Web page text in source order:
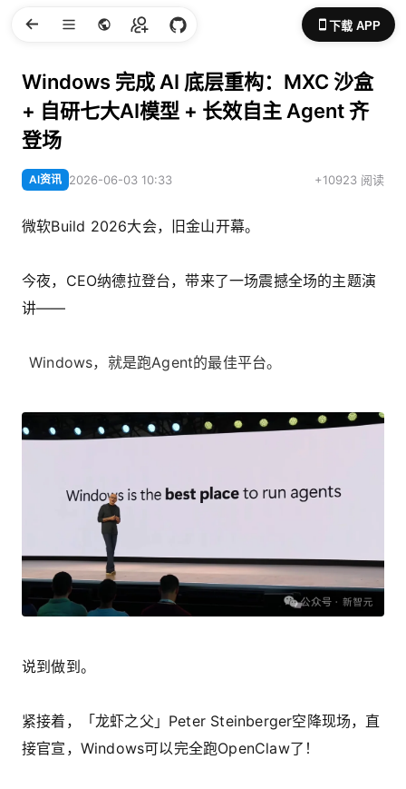
下载 APP
Windows 完成 AI 底层重构：MXC 沙盒
+ 自研七大AI模型 + 长效自主 Agent 齐
登场
AI资讯 2026-06-03 10:33 +10923 阅读
微软Build 2026大会，旧金山开幕。
今夜，CEO纳德拉登台，带来了一场震撼全场的主题演
讲——
Windows，就是跑Agent的最佳平台。
说到做到。
紧接着，「龙虾之父」Peter Steinberger空降现场，直
接官宣，Windows可以完全跑OpenClaw了！